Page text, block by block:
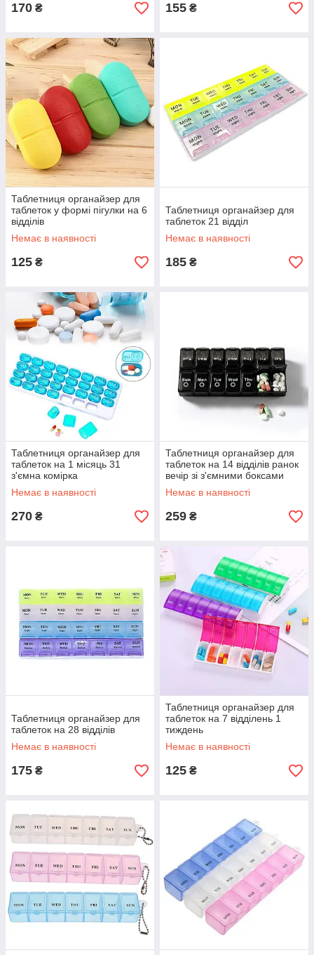
170 ₴ 155 ₴
Таблетниця органайзер для
таблеток у формі пігулки на 6
відділів
Немає в наявності
125 ₴
Таблетниця органайзер для
таблеток 21 відділ
Немає в наявності
185 ₴
Таблетниця органайзер для
таблеток на 1 місяць 31
з'ємна комірка
Немає в наявності
270 ₴
Таблетниця органайзер для
таблеток на 14 відділів ранок
вечір зі з'ємними боксами
Немає в наявності
259 ₴
Таблетниця органайзер для
таблеток на 28 відділів
Немає в наявності
175 ₴
Таблетниця органайзер для
таблеток на 7 відділень 1
тиждень
Немає в наявності
125 ₴